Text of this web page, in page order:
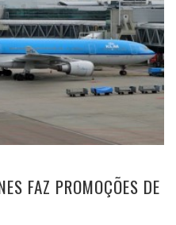
FAZ PROMOÇÕES DE